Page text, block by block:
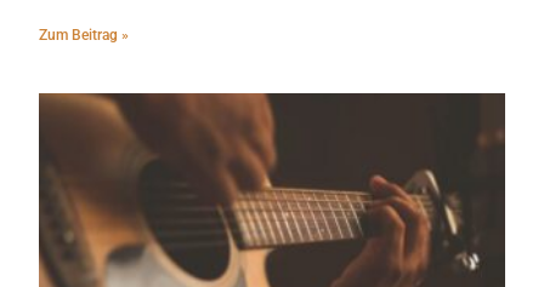
Zum Beitrag »